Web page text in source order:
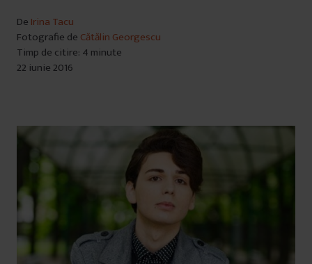
De Irina Tacu
Fotografie de Cătălin Georgescu
Timp de citire: 4 minute
22 iunie 2016